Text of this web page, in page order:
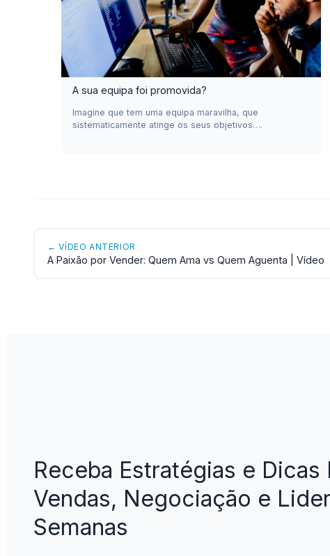
A sua equipa foi promovida?
Imagine que tem uma equipa maravilha, que
sistematicamente atinge os seus objetivos….
← VÍDEO ANTERIOR
A Paixão por Vender: Quem Ama vs Quem Aguenta | Vídeo
Receba Estratégias e Dicas
Vendas, Negociação e
Semanas